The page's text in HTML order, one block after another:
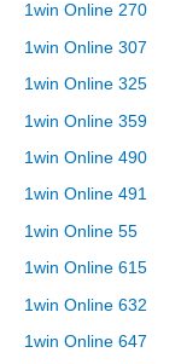
1win Online 270
1win Online 307
1win Online 325
1win Online 359
1win Online 490
1win Online 491
1win Online 55
1win Online 615
1win Online 632
1win Online 647